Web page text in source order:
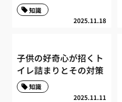
2025.11.18
知識
子供の好奇心が招くト
イレ詰まりとその対策
2025.11.11
知識